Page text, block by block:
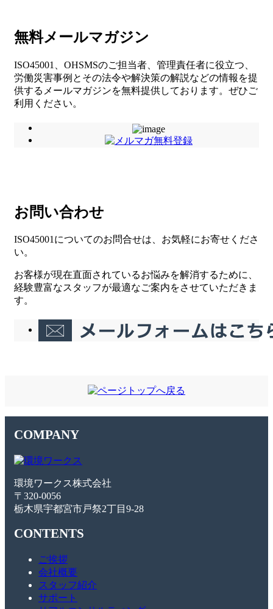
無料メールマガジン
ISO45001、OHSMSのご担当者、管理責任者に役立つ、
労働災害事例とその法令や解決策の解説などの情報を提
供するメールマガジンを無料提供しております。ぜひご
利用ください。
お問い合わせ
ISO45001についてのお問合せは、お気軽にお寄せくださ
い。
お客様が現在直面されているお悩みを解消するために、
経験豊富なスタッフが最適なご案内をさせていただきま
す。
COMPANY
環境ワークス株式会社
〒320-0056
栃木県宇都宮市戸祭2丁目9-28
CONTENTS
ご挨拶
会社概要
スタッフ紹介
サポート